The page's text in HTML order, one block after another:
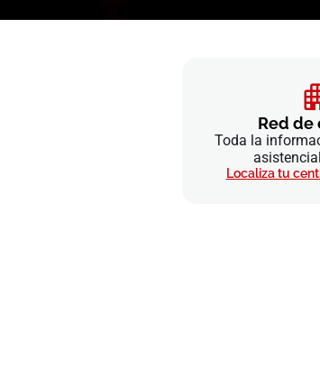
Red de
Toda la
Localiza tu